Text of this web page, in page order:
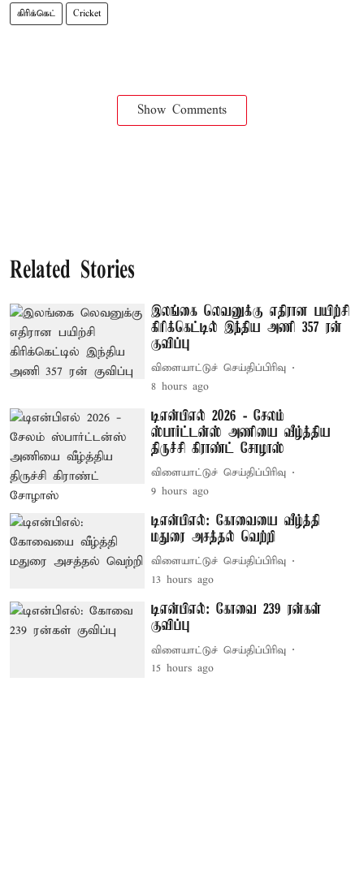
கிரிக்கெட் Cricket
Show Comments
Related Stories
இலங்கை லெவனுக்கு எதிரான பயிற்சி
கிரிக்கெட்டில் இந்திய அணி 357 ரன்
குவிப்பு
விளையாட்டுச் செய்திப்பிரிவு
8 hours ago
டிஎன்பிஎல் 2026 - சேலம்
ஸ்பார்ட்டன்ஸ் அணியை வீழ்த்திய
திருச்சி கிராண்ட் சோழாஸ்
விளையாட்டுச் செய்திப்பிரிவு
9 hours ago
டிஎன்பிஎல்: கோவையை வீழ்த்தி
மதுரை அசத்தல் வெற்றி
விளையாட்டுச் செய்திப்பிரிவு
13 hours ago
டிஎன்பிஎல்: கோவை 239 ரன்கள்
குவிப்பு
விளையாட்டுச் செய்திப்பிரிவு
15 hours ago